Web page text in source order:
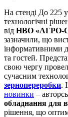
На стенді До 225
технологічні
від НВО
зазначили, що
інформативними
та гостей.
свою чергу
сучасним
зернопереробки.
новинки –
обладнання для
рішення, що